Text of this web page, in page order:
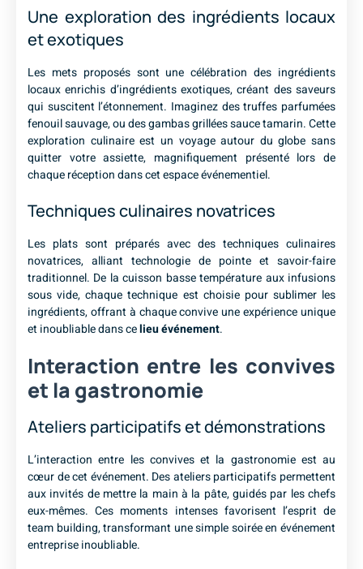
Une exploration des ingrédients locaux
et exotiques
Les mets proposés sont une célébration des ingrédients
locaux enrichis d’ingrédients exotiques, créant des saveurs
qui suscitent l’étonnement. Imaginez des truffes parfumées
fenouil sauvage, ou des gambas grillées sauce tamarin. Cette
exploration culinaire est un voyage autour du globe sans
quitter votre assiette, magnifiquement présenté lors de
chaque réception dans cet espace événementiel.
Techniques culinaires novatrices
Les plats sont préparés avec des techniques culinaires
novatrices, alliant technologie de pointe et savoir-faire
traditionnel. De la cuisson basse température aux infusions
sous vide, chaque technique est choisie pour sublimer les
ingrédients, offrant à chaque convive une expérience unique
et inoubliable dans celieu événement.
Interaction entre les convives
et la gastronomie
Ateliers participatifs et démonstrations
L’interaction entre les convives et la gastronomie est au
cœur de cet événement. Des ateliers participatifs permettent
aux invités de mettre la main à la pâte, guidés par les chefs
eux-mêmes. Ces moments intenses favorisent l’esprit de
team building, transformant une simple soirée en événement
entreprise inoubliable.